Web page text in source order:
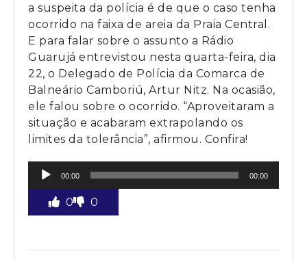
a suspeita da polícia é de que o caso tenha
ocorrido na faixa de areia da Praia Central.
E para falar sobre o assunto a Rádio
Guarujá entrevistou nesta quarta-feira, dia
22, o Delegado de Polícia da Comarca de
Balneário Camboriú, Artur Nitz. Na ocasião,
ele falou sobre o ocorrido. “Aproveitaram a
situação e acabaram extrapolando os
limites da tolerância”, afirmou. Confira!
Tocador
áudio
00:00 00:00
0 0